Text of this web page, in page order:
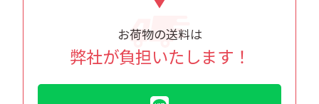
お荷物の送料は
弊社が負担いたします！